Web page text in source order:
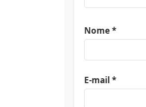
Nome*
E-mail *